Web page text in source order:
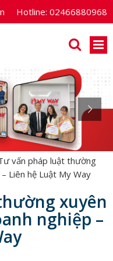
Hotline: 02466880968
vấn pháp luật thường
Liên hệ Luật My Way
xuyên
nghiệp –